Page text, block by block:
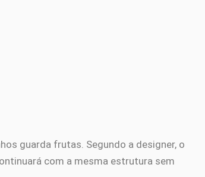
guarda frutas. Segundo a designer, o
com a mesma estrutura sem